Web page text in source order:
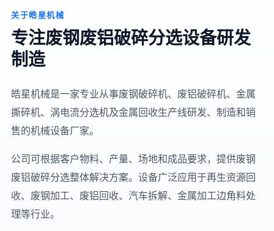
关于皓星机械
专注废钢废铝破碎分选设备研发
制造
皓星机械是一家专业从事废钢破碎机、废铝破碎机、金属
撕碎机、涡电流分选机及金属回收生产线研发、制造和销
售的机械设备厂家。
公司可根据客户物料、产量、场地和成品要求，提供废钢
废铝破碎分选整体解决方案。设备广泛应用于再生资源回
收、废钢加工、废铝回收、汽车拆解、金属加工边角料处
理等行业。